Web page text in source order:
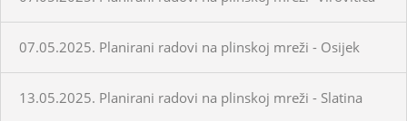
07.05.2025. Planirani radovi na plinskoj mreži - Osijek
13.05.2025. Planirani radovi na plinskoj mreži - Slatina